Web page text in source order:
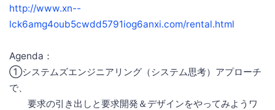
http://www.xn--
lck6amg4oub5cwdd5791iog6anxi.com/rental.html
Agenda：
①システムズエンジニアリング（システム思考）アプローチ
で、
要求の引き出しと要求開発＆デザインをやってみようワ